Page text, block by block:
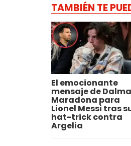
TAMBIÉN TE
El emocionante
mensaje de Dalma
Maradona para
Lionel Messi tras
hat-trick contra
Argelia